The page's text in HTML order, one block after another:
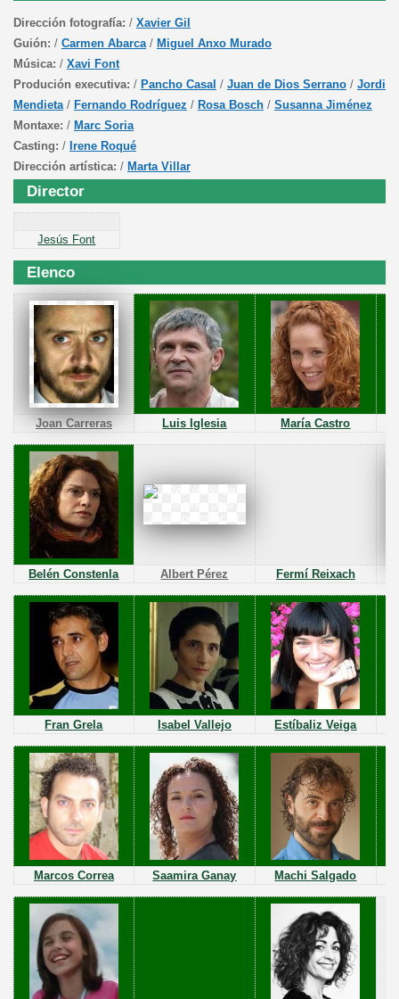
Dirección fotografía: / Xavier Gil
Guión: / Carmen Abarca / Miguel Anxo Murado
Música: / Xavi Font
Produción executiva: / Pancho Casal / Juan de Dios Serrano / Jordi
Mendieta/ Fernando Rodríguez / Rosa Bosch / Susanna Jiménez
Montaxe: / Marc Soria
Casting: / Irene Roqué
Dirección artística: / Marta Villar
Director
Jesús Font
Elenco
Joan Carreras Luis Iglesia María Castro
Belén Constenla Albert Pérez Fermí Reixach
Fran Grela Isabel Vallejo Estíbaliz Veiga
Marcos Correa Saamira Ganay Machi Salgado